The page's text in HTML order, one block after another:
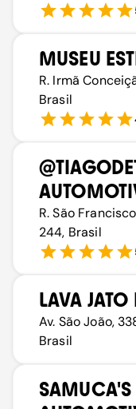
MUSEU
R. Irmã
Brasil
R. São
244, Brasil
LAVA JATO
Av. São João,
Brasil
SAMUCA'S